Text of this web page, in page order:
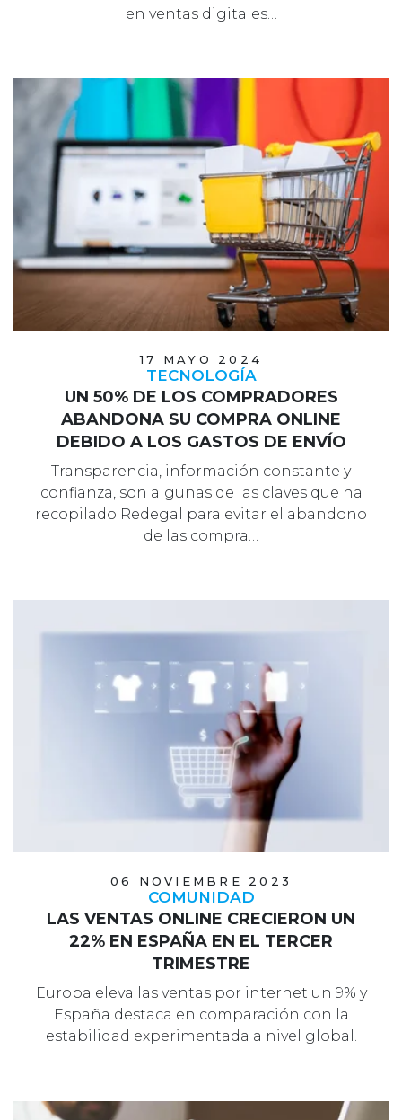
en ventas digitales…
17 MAYO 2024
TECNOLOGÍA
UN 50% DE LOS COMPRADORES
ABANDONA SU COMPRA ONLINE
DEBIDO A LOS GASTOS DE ENVÍO
Transparencia, información constante y
confianza, son algunas de las claves que ha
recopilado Redegal para evitar el abandono
de las compra…
06 NOVIEMBRE 2023
COMUNIDAD
LAS VENTAS ONLINE CRECIERON UN
22% EN ESPAÑA EN EL TERCER
TRIMESTRE
Europa eleva las ventas por internet un 9% y
España destaca en comparación con la
estabilidad experimentada a nivel global.